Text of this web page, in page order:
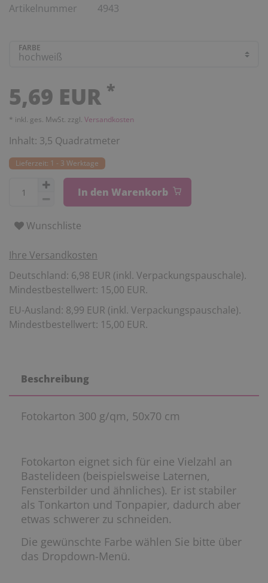
Artikelnummer 4943
FARBE
5,69 EUR *
* inkl. ges. MwSt. zzgl. Versandkosten
Inhalt: 3,5 Quadratmeter
Lieferzeit: 1 - 3 Werktage
In den Warenkorb
Wunschliste
Ihre Versandkosten
Deutschland: 6,98 EUR (inkl. Verpackungspauschale).
Mindestbestellwert: 15,00 EUR.
EU-Ausland: 8,99 EUR (inkl. Verpackungspauschale).
Mindestbestellwert: 15,00 EUR.
Beschreibung
Fotokarton 300 g/qm, 50x70 cm
Fotokarton eignet sich für eine Vielzahl an
Bastelideen (beispielsweise Laternen,
Fensterbilder und ähnliches). Er ist stabiler
als Tonkarton und Tonpapier, dadurch aber
etwas schwerer zu schneiden.
Die gewünschte Farbe wählen Sie bitte über
das Dropdown-Menü.